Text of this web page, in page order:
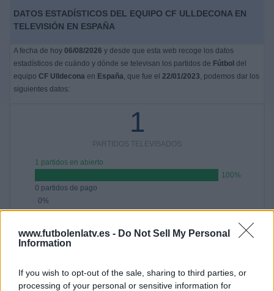
www.futbolenlatv.es - Do Not Sell My Personal
Information
If you wish to opt-out of the sale, sharing to third parties, or
processing of your personal or sensitive information for
DATOS ESTADÍSTICOS DEL EQUIPO CF ULLDECONA EN
TELEVISIÓN EN ESPAÑA
A fecha de hoy 06/08/2026 y desde que esta web recoge los datos
estadísticos de cuándo y dónde se televisan los partidos de Fútbol del
equipo CF Ulldecona en España, que fue el 22/01/2023, podemos dar los
siguientes datos:
1
PARTIDOS TELEVISADOS
1 partidos en abierto
100%
0 partidos de pago
0%
RANKING POR CANALES